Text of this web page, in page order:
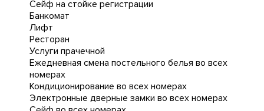
Сейф на стойке регистрации
Банкомат
Лифт
Ресторан
Услуги прачечной
Ежедневная cмена постельного белья во всех
номерах
Кондиционирование во всех номерах
Электронные дверные замки во всех номерах